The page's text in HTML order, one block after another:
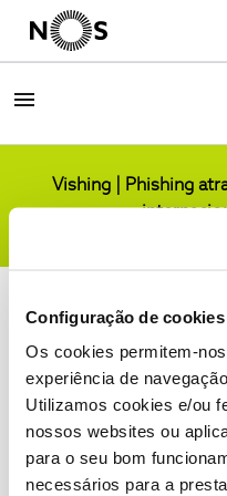
Configuração de cookies
Os cookies permitem-
experiência de
Utilizamos cookies e/ou
nossos websites ou
para o seu bom
necessários para a
Vishing | Phishing
Condições do Fórum